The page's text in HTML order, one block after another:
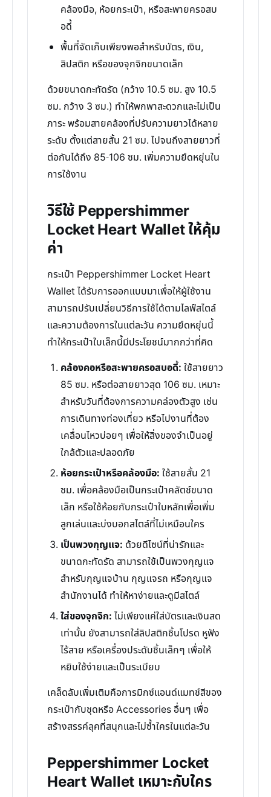
คล้องมือ, ห้อยกระเป๋า, หรือสะพายครอสบ
อดี้
พื้นที่จัดเก็บเพียงพอสำหรับบัตร, เงิน,
ลิปสติก หรือของจุกจิกขนาดเล็ก
ด้วยขนาดกะทัดรัด (กว้าง 10.5 ซม. สูง 10.5
ซม. กว้าง 3 ซม.) ทำให้พกพาสะดวกและไม่เป็น
ภาระ พร้อมสายคล้องที่ปรับความยาวได้หลาย
ระดับ ตั้งแต่สายสั้น 21 ซม. ไปจนถึงสายยาวที่
ต่อกันได้ถึง 85-106 ซม. เพิ่มความยืดหยุ่นใน
การใช้งาน
วิธีใช้ Peppershimmer
Locket Heart Wallet ให้คุ้ม
ค่า
กระเป๋า Peppershimmer Locket Heart
Wallet ได้รับการออกแบบมาเพื่อให้ผู้ใช้งาน
สามารถปรับเปลี่ยนวิธีการใช้ได้ตามไลฟ์สไตล์
และความต้องการในแต่ละวัน ความยืดหยุ่นนี้
ทำให้กระเป๋าใบเล็กนี้มีประโยชน์มากกว่าที่คิด
คล้องคอหรือสะพายครอสบอดี้: ใช้สายยาว
85 ซม. หรือต่อสายยาวสุด 106 ซม. เหมาะ
สำหรับวันที่ต้องการความคล่องตัวสูง เช่น
การเดินทางท่องเที่ยว หรือไปงานที่ต้อง
เคลื่อนไหวบ่อยๆ เพื่อให้สิ่งของจำเป็นอยู่
ใกล้ตัวและปลอดภัย
ห้อยกระเป๋าหรือคล้องมือ: ใช้สายสั้น 21
ซม. เพื่อคล้องมือเป็นกระเป๋าคลัตช์ขนาด
เล็ก หรือใช้ห้อยกับกระเป๋าใบหลักเพื่อเพิ่ม
ลูกเล่นและบ่งบอกสไตล์ที่ไม่เหมือนใคร
เป็นพวงกุญแจ: ด้วยดีไซน์ที่น่ารักและ
ขนาดกะทัดรัด สามารถใช้เป็นพวงกุญแจ
สำหรับกุญแจบ้าน กุญแจรถ หรือกุญแจ
สำนักงานได้ ทำให้หาง่ายและดูมีสไตล์
ใส่ของจุกจิก: ไม่เพียงแค่ใส่บัตรและเงินสด
เท่านั้น ยังสามารถใส่ลิปสติกชิ้นโปรด หูฟัง
ไร้สาย หรือเครื่องประดับชิ้นเล็กๆ เพื่อให้
หยิบใช้ง่ายและเป็นระเบียบ
เคล็ดลับเพิ่มเติมคือการมิกซ์แอนด์แมทช์สีของ
กระเป๋ากับชุดหรือ Accessories อื่นๆ เพื่อ
สร้างสรรค์ลุคที่สนุกและไม่ซ้ำใครในแต่ละวัน
Peppershimmer Locket
Heart Wallet เหมาะกับใคร